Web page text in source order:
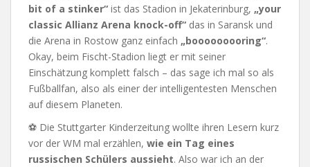
bit of a stinker“ ist das Stadion in Jekaterinburg, „your
classic Allianz Arena knock-off“ das in Saransk und
die Arena in Rostow ganz einfach „booooooooring“.
Okay, beim Fischt-Stadion liegt er mit seiner
Einschätzung komplett falsch – das sage ich mal so als
Fußballfan, also als einer der intelligentesten Menschen
auf diesem Planeten.
⚽ Die Stuttgarter Kinderzeitung wollte ihren Lesern kurz
vor der WM mal erzählen, wie ein Tag eines
russischen Schülers aussieht. Also war ich an der